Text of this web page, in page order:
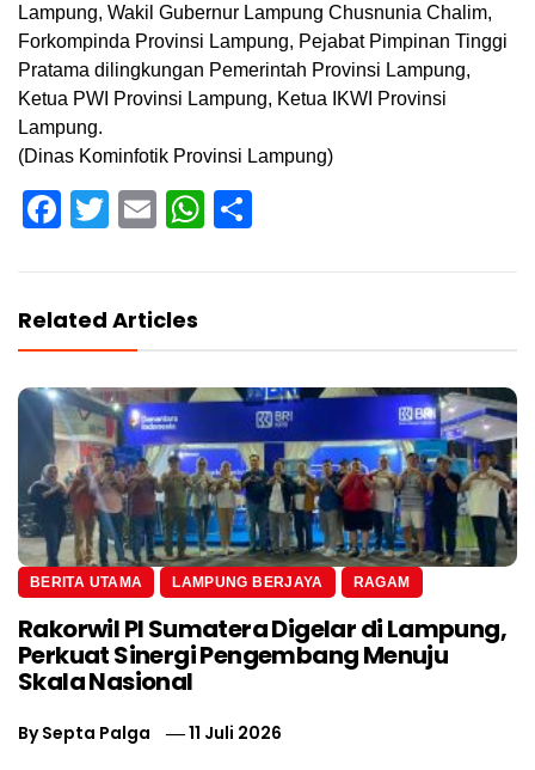
Lampung, Wakil Gubernur Lampung Chusnunia Chalim,
Forkompinda Provinsi Lampung, Pejabat Pimpinan Tinggi
Pratama dilingkungan Pemerintah Provinsi Lampung,
Ketua PWI Provinsi Lampung, Ketua IKWI Provinsi
Lampung.
(Dinas Kominfotik Provinsi Lampung)
Facebook
Twitter
EmailWhatsApp
Related Articles
BERITA UTAMA LAMPUNG BERJAYA RAGAM
Rakorwil PI Sumatera Digelar di Lampung,
Perkuat Sinergi Pengembang Menuju
Skala Nasional
BySepta Palga 11 Juli 2026